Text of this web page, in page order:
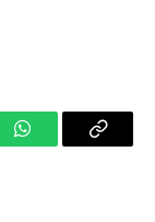
WhatsAppCopy